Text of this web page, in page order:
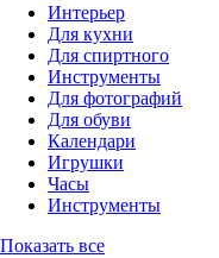
Интерьер
Для кухни
Для спиртного
Инструменты
Для фотографий
Для обуви
Календари
Игрушки
Часы
Инструменты
Показать все